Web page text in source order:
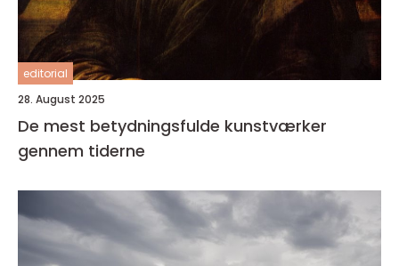
editorial
28. August 2025
De mest betydningsfulde kunstværker
gennem tiderne